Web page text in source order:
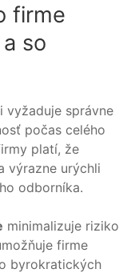
firme
so
vyžaduje správne
počas celého
platí, že
výrazne urýchli
odborníka.
minimalizuje riziko
firme
byrokratických